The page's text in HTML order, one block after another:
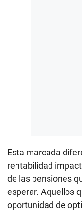
Esta marcada
rentabilidad
de las pensiones
esperar. Aquellos
oportunidad de